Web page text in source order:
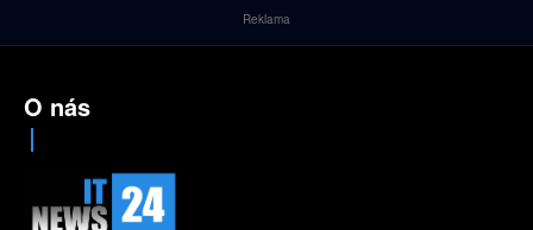
Reklama
O nás